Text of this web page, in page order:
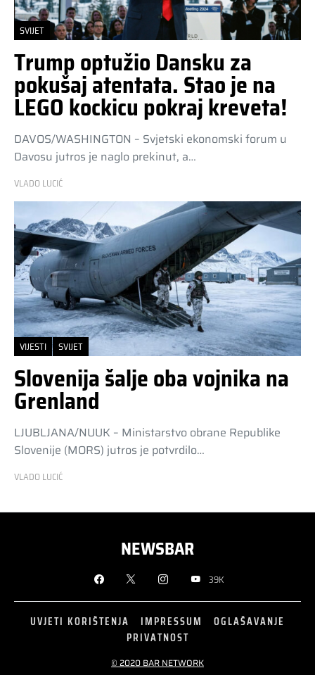
SVIJET
Trump optužio Dansku za
pokušaj atentata. Stao je na
LEGO kockicu pokraj kreveta!
DAVOS/WASHINGTON – Svjetski ekonomski forum u
Davosu jutros je naglo prekinut, a…
VLADO LUCIĆ
VIJESTI SVIJET
Slovenija šalje oba vojnika na
Grenland
LJUBLJANA/NUUK – Ministarstvo obrane Republike
Slovenije (MORS) jutros je potvrdilo…
VLADO LUCIĆ
NEWSBAR
39K
UVJETI KORIŠTENJA IMPRESSUM
OGLAŠAVANJE
PRIVATNOST
© 2020 BAR NETWORK